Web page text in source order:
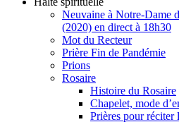
Neuvaine à Notre-Dame
(2020) en direct à 18h30
Mot du Recteur
Prière Fin de Pandémie
Prions
Rosaire
Histoire du Rosaire
Chapelet, mode
Prières pour réciter